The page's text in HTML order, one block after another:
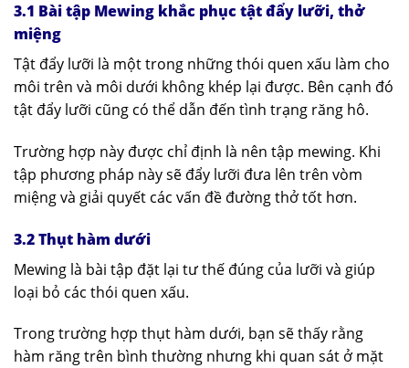
3.1 Bài tập Mewing khắc phục tật đẩy lưỡi, thở
miệng
Tật đẩy lưỡi là một trong những thói quen xấu làm cho
môi trên và môi dưới không khép lại được. Bên cạnh đó
tật đẩy lưỡi cũng có thể dẫn đến tình trạng răng hô.
Trường hợp này được chỉ định là nên tập mewing. Khi
tập phương pháp này sẽ đẩy lưỡi đưa lên trên vòm
miệng và giải quyết các vấn đề đường thở tốt hơn.
3.2 Thụt hàm dưới
Mewing là bài tập đặt lại tư thế đúng của lưỡi và giúp
loại bỏ các thói quen xấu.
Trong trường hợp thụt hàm dưới, bạn sẽ thấy rằng
hàm răng trên bình thường nhưng khi quan sát ở mặt